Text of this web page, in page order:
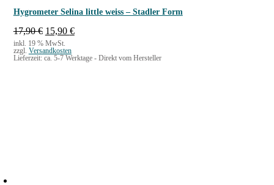
Hygrometer Selina little weiss – Stadler Form
17,90€ U
r
s
p
15,90 €A
u
inkl. 19 % MwSt.
zzgl. Versandkosten
Lieferzeit: ca. 5-7 Werktage - Direkt vom Hersteller